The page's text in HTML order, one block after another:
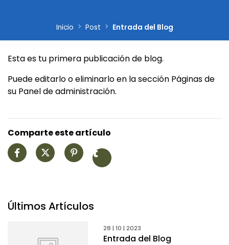
Inicio Post Entrada del Blog
Esta es tu primera publicación de blog.
Puede editarlo o eliminarlo en la sección Páginas de
su Panel de administración.
Comparte este artículo
Últimos Artículos
28 | 10 | 2023
Entrada del Blog